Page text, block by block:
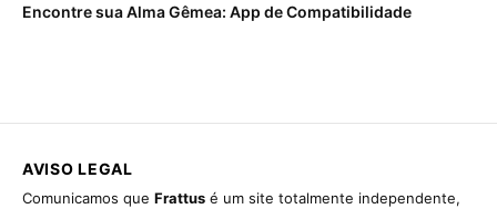
Encontre sua Alma Gêmea: App de Compatibilidade
AVISO LEGAL
Comunicamos que Frattus é um site totalmente independente,